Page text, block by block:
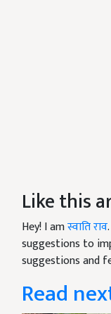
Like this
Hey! I amस्वाति राव
suggestions to
suggestions and
Read